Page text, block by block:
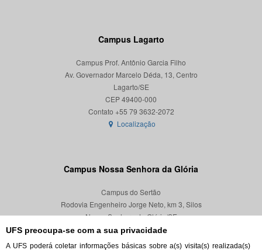
UFS preocupa-se com a sua privacidade
A UFS poderá coletar informações básicas sobre a(s) visita(s) realizada(s)
Campus Lagarto
Campus Prof. Antônio Garcia Filho
Av. Governador Marcelo Déda, 13, Centro
Lagarto/SE
CEP 49400-000
Localização
Campus Nossa Senhora da Glória
Campus do Sertão
Rodovia Engenheiro Jorge Neto, km 3, Silos
Nossa Senhora da Glória/SE
CEP 49680-000